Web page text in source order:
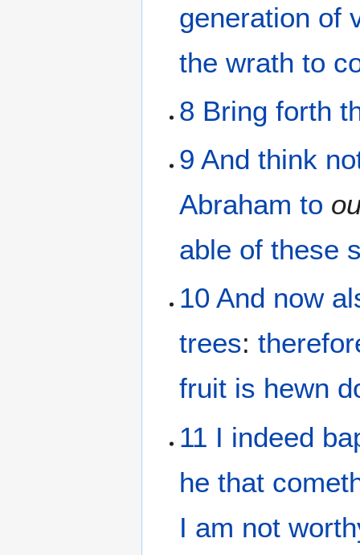
generation of
the wrath to
8 Bring forth
9 And think
Abraham to
able of these
10 And now
trees:
fruit is hewn
11 I indeed
he that
I am not